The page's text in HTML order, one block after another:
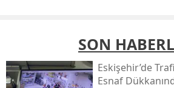
SON
Eskişehir’de
Esnaf